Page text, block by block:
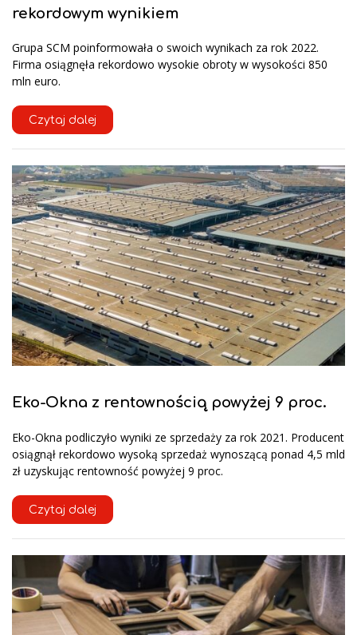
rekordowym wynikiem
Grupa SCM poinformowała o swoich wynikach za rok 2022.
Firma osiągnęła rekordowo wysokie obroty w wysokości 850
mln euro.
Czytaj dalej
Eko-Okna z rentownością powyżej 9 proc.
Eko-Okna podliczyło wyniki ze sprzedaży za rok 2021. Producent
osiągnął rekordowo wysoką sprzedaż wynoszącą ponad 4,5 mld
zł uzyskując rentowność powyżej 9 proc.
Czytaj dalej